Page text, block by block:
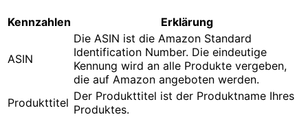
Kennzahlen Erklärung
ASIN
Die ASIN ist die Amazon Standard
Identification Number. Die eindeutige
Kennung wird an alle Produkte vergeben,
die auf Amazon angeboten werden.
Produkttitel Der Produkttitel ist der Produktname Ihres
Produktes.